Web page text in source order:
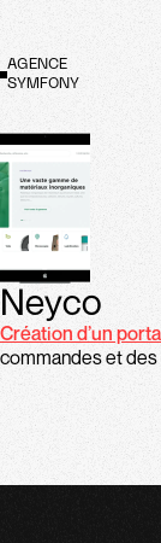
AGENCE
SYMFONY
Neyco
Création d’un
commandes et des